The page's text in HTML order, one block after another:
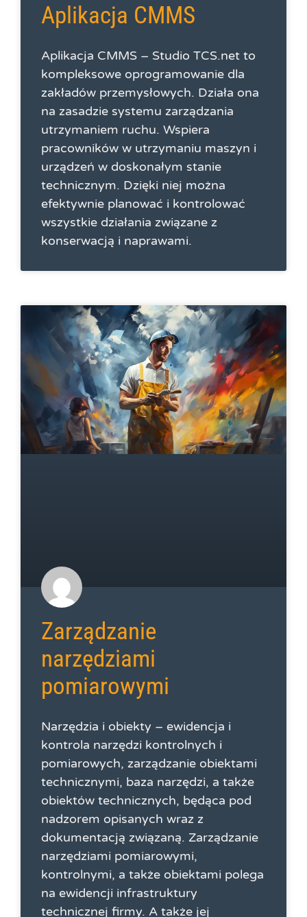
Aplikacja CMMS
Aplikacja CMMS – Studio TCS.net to
kompleksowe oprogramowanie dla
zakładów przemysłowych. Działa ona
na zasadzie systemu zarządzania
utrzymaniem ruchu. Wspiera
pracowników w utrzymaniu maszyn i
urządzeń w doskonałym stanie
technicznym. Dzięki niej można
efektywnie planować i kontrolować
wszystkie działania związane z
konserwacją i naprawami.
Zarządzanie
narzędziami
pomiarowymi
Narzędzia i obiekty – ewidencja i
kontrola narzędzi kontrolnych i
pomiarowych, zarządzanie obiektami
technicznymi, baza narzędzi, a także
obiektów technicznych, będąca pod
nadzorem opisanych wraz z
dokumentacją związaną. Zarządzanie
narzędziami pomiarowymi,
kontrolnymi, a także obiektami polega
na ewidencji infrastruktury
technicznej firmy. A także jej